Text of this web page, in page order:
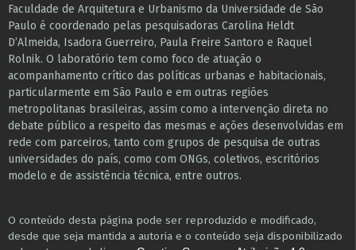
Faculdade de Arquitetura e Urbanismo da Universidade de São
Paulo é coordenado pelas pesquisadoras Carolina Heldt
D’Almeida, Isadora Guerreiro, Paula Freire Santoro e Raquel
Rolnik. O laboratório tem como foco de atuação o
acompanhamento crítico das políticas urbanas e habitacionais,
particularmente em São Paulo e ​em outras regiões
metropolitanas brasileiras, assim como a intervenção direta no
debate público a respeito das mesmas e ações desenvolvidas em
r​e​de com parceiros, tanto com grupos de pesquisa ​de outras
universidades do país, como com ONGs, coletivos, escritórios
modelo e de assistência técnica​, entre outros​.
O conteúdo desta página pode ser reproduzido e modificado,
desde que seja mantida a autoria e o conteúdo seja disponibilizado